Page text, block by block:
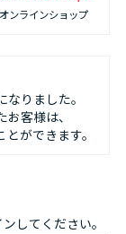
オンラインショップ
りました。
客様は、
ができます。
してください。